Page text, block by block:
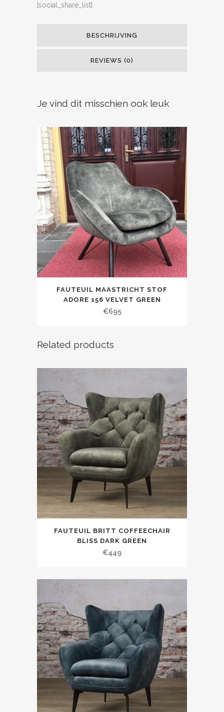
[social_share_list]
BESCHRIJVING
REVIEWS (0)
Je vind dit misschien ook leuk
FAUTEUIL MAASTRICHT STOF
ADORE 156 VELVET GREEN
€695
Related products
FAUTEUIL BRITT COFFEECHAIR
BLISS DARK GREEN
€449